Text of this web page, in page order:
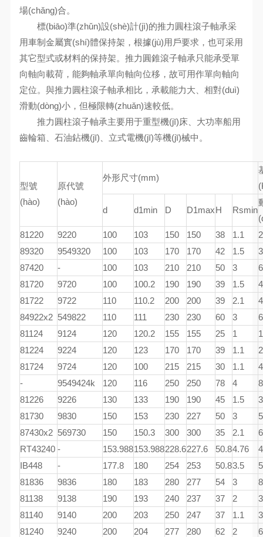
場(chǎng)合。
標(biāo)準(zhǔn)設(shè)計(jì)的推力圓柱滾子軸承采
用車制金屬實(shí)體保持架，根據(jù)用戶要求，也可采用
其它型式或材料的保持架。推力圓錐滾子軸承只能承受單
向軸向載荷，能夠軸承單向軸向位移，故可用作單向軸向
定位。與推力圓柱滾子軸承相比，承載能力大、相對(duì)
滑動(dòng)小，但極限轉(zhuǎn)速較低。
推力圓柱滾子軸承主要用于重型機(jī)床、大功率船用
齒輪箱、石油鉆機(jī)、立式電機(jī)等機(jī)械中。
型號
(hào)
原代號
(hào)
外形尺寸(mm)
d d1min D D1maxH Rsmin
81220
9220 100 103 150 150 38 1.1
89320
9549320 100 103 170 170 42 1.5
87420
- 100 103 210 210 50 3
81720
9720 100 100.2 190 190 39 1.5
81722
9722 110 110.2 200 200 39 2.1
84922x2 549822 110 111 230 230 60 3
81124
9124 120 120.2 155 155 25 1
81224
9224 120 123 170 170 39 1.1
81724
9724 120 100 215 215 30 1.1
-
9549424k 120 116 250 250 78 4
81226
9226 130 133 190 190 45 1.5
81730
9830 150 153 230 227 50 3
87430x2 569730 150 150.3 300 300 35 2.1
RT43240 - 153.988153.988228.6227.6 50.84.76
IB448
- 177.8 180 254 253 50.83.5
81836
9836 180 183 280 277 54 3
81138
9138 190 193 240 237 37 2
81140
9140 200 203 250 247 37 1.1
81240
9240 200 204 277 280 62 2